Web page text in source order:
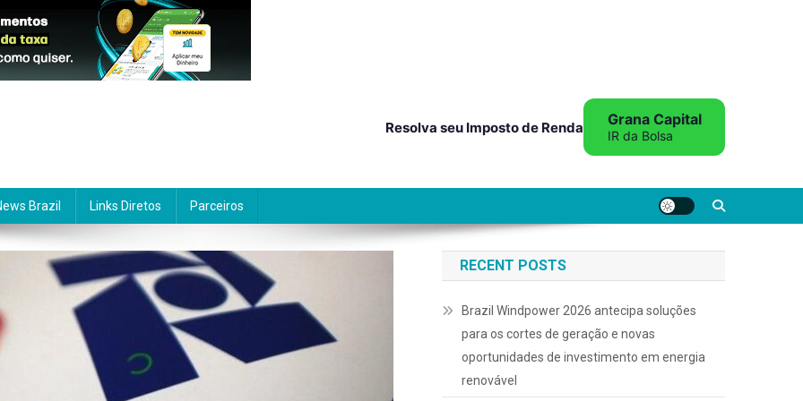
Resolva seu Imposto de Renda Grana Capital
IR da Bolsa
Brazil Links Diretos Parceiros
RECENT POSTS
Brazil Windpower 2026 antecipa soluções
para os cortes de geração e novas
oportunidades de investimento em energia
renovável